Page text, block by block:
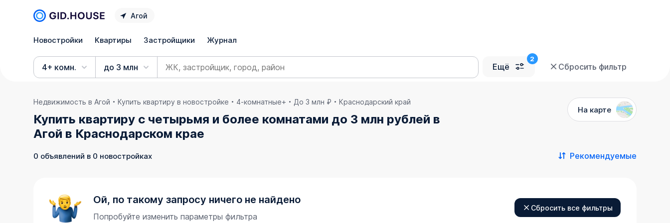
Агой
Новостройки Квартиры Застройщики Журнал
4+ комн. до 3 млн Ещё Сбросить фильтр
Недвижимость в Агой Купить квартиру в новостройке 4-комнатные+ До 3 млн ₽ Краснодарский край
Купить квартиру с четырьмя и более комнатами до 3 млн рублей в
Агой в Краснодарском крае
На карте
0 объявлений в 0 новостройках Рекомендуемые
Ой, по такому запросу ничего не найдено
Попробуйте изменить параметры фильтра
Сбросить все фильтры